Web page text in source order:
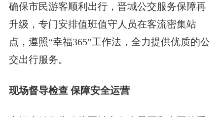
确保市民游客顺利出行，晋城公交服务保障再
升级，专门安排值班值守人员在客流密集站
点，遵照“幸福365”工作法，全力提供优质的公
交出行服务。
现场督导检查 保障安全运营